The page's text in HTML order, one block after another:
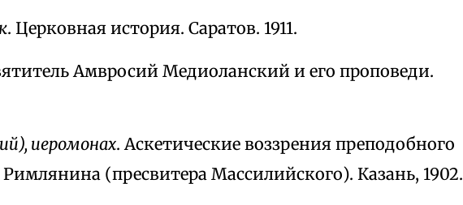
. Церковная история. Саратов. 1911.
Амвросий Медиоланский и его проповеди.
иеромонах. Аскетические воззрения преподобного
(пресвитера Массилийского). Казань, 1902.